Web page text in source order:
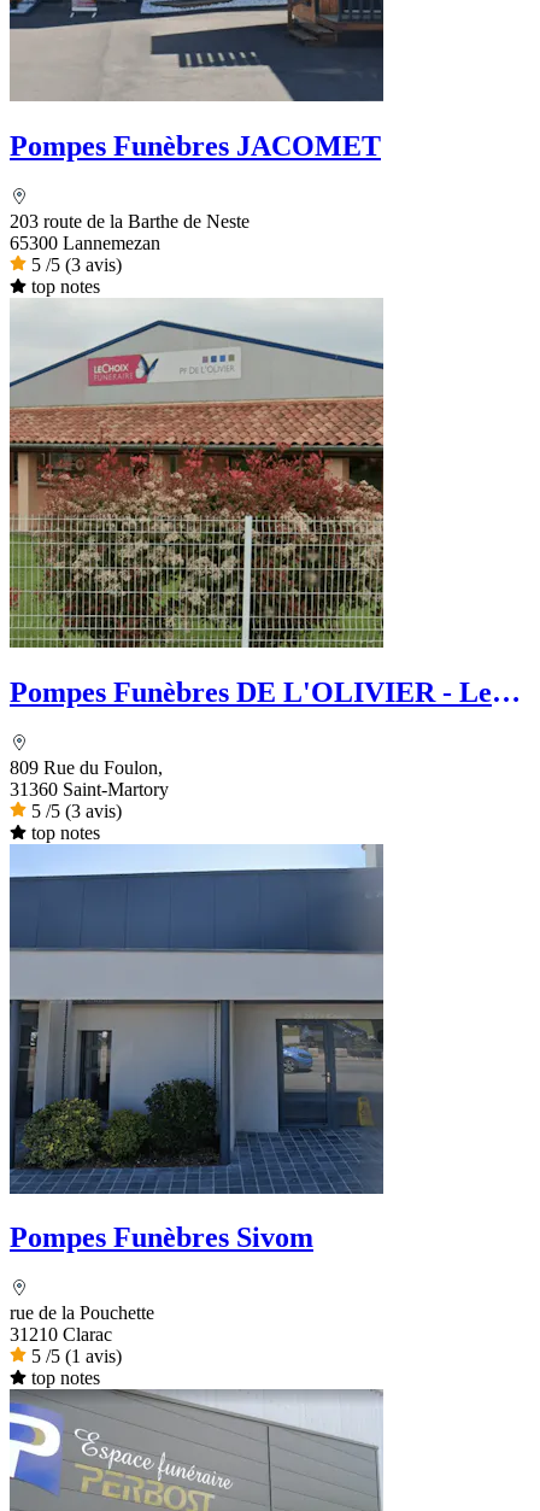
Pompes Funèbres JACOMET
203 route de la Barthe de Neste
65300 Lannemezan
5 /5 (3 avis)
top notes
Pompes Funèbres DE L'OLIVIER - Le
809 Rue du Foulon,
31360 Saint-Martory
5 /5 (3 avis)
top notes
Pompes Funèbres Sivom
rue de la Pouchette
31210 Clarac
5 /5 (1 avis)
top notes